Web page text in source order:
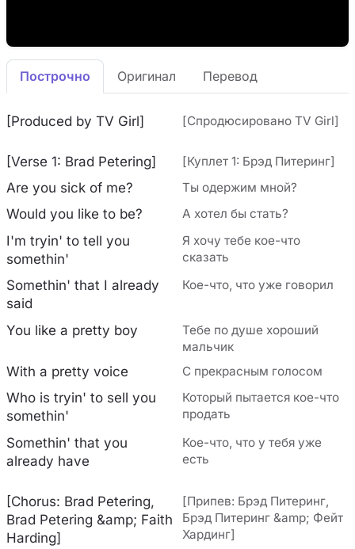
Построчно Оригинал Перевод
[Produced by TV Girl] [Спродюсировано TV Girl]
[Verse 1: Brad Petering] [Куплет 1: Брэд Питеринг]
Are you sick of me? Ты одержим мной?
Would you like to be? А хотел бы стать?
I'm tryin' to tell you
somethin'
Я хочу тебе кое-что
сказать
Somethin' that I already
said
Кое-что, что уже говорил
You like a pretty boy
Тебе по душе хороший
мальчик
With a pretty voice С прекрасным голосом
Who is tryin' to sell you
somethin'
Который пытается кое-что
продать
Somethin' that you
already have
Кое-что, что у тебя уже
есть
[Chorus: Brad Petering,
Brad Petering &amp; Faith
Harding]
[Припев: Брэд Питеринг,
Брэд Питеринг &amp; Фейт
Хардинг]